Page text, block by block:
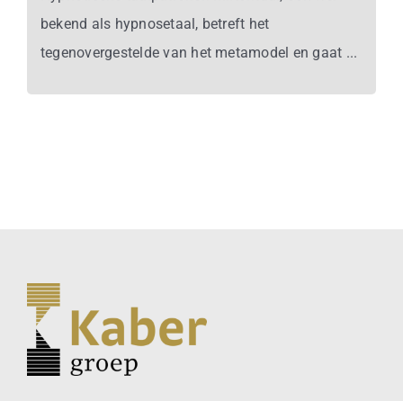
bekend als hypnosetaal, betreft het
tegenovergestelde van het metamodel en gaat ...